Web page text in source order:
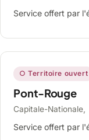
Service offert par
○ Territoire ouvert
Pont-Rouge
Capitale-Nationale,
Service offert par